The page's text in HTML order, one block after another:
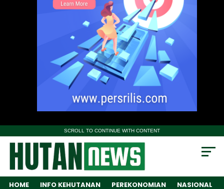
SCROLL TO CONTINUE WITH CONTENT
HOME INFO KEHUTANAN PEREKONOMIAN NASIONAL